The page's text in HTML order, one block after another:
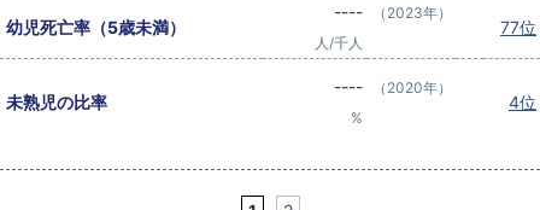
幼児死亡率（5歳未満）
----
人/千人
（2023年）
77位
未熟児の比率
----
%
（2020年）
4位